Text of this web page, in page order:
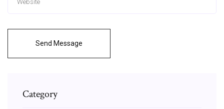
Send Message
Category